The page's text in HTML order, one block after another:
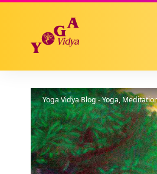
Yoga Vidya Blog - Yoga,